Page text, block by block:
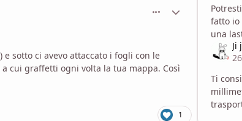
comment_1604588
Statistiche Autore
sotto ci avevo attaccato i fogli con le
cui graffetti ogni volta la tua mappa. Così
1
fatto io
una
Ji
Ti